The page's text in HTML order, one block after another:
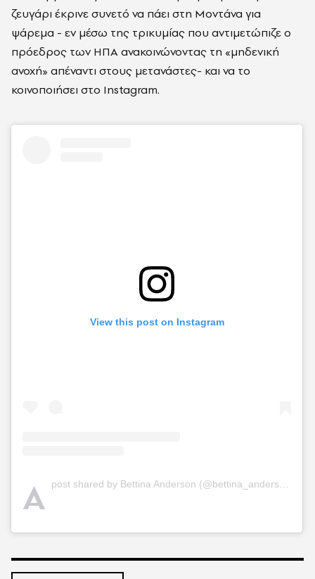
ζευγάρι έκρινε συνετό να πάει στη Μοντάνα για
ψάρεμα - εν μέσω της τρικυμίας που αντιμετώπιζε ο
πρόεδρος των ΗΠΑ ανακοινώνοντας τη «μηδενική
ανοχή» απέναντι στους μετανάστες- και να το
κοινοποιήσει στο Instagram.
View this post on Instagram
A post shared by Bettina Anderson (@bettina_anderson)